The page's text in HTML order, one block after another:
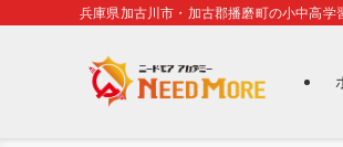
兵庫県加古川市・加古郡播磨町の小中高